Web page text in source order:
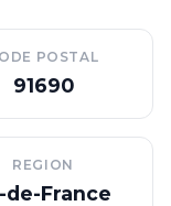
POSTAL
91690
REGION
de-France